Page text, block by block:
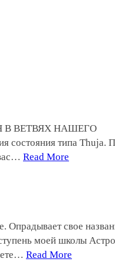
В ВЕТВЯХ НАШЕГО
типа Thuja.
Read More
Опрадывает свое
моей школы
Read More